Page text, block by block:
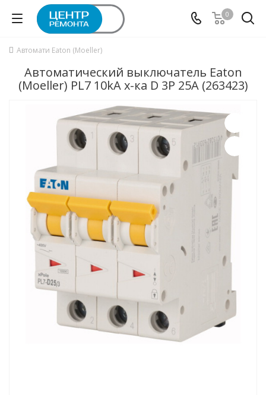
0
Автомати Eaton (Moeller)
Автоматический выключатель Eaton
(Moeller) PL7 10kA х-ка D 3P 25А (263423)